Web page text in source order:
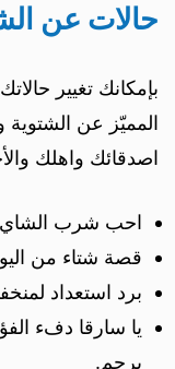
حالات عن
بإمكانك تغيير
المميّز عن
اصدقائك واهلك
احب شرب الشاي
قصة شتاء من
برد استعداد
يا سارقا دفء
يرحم.